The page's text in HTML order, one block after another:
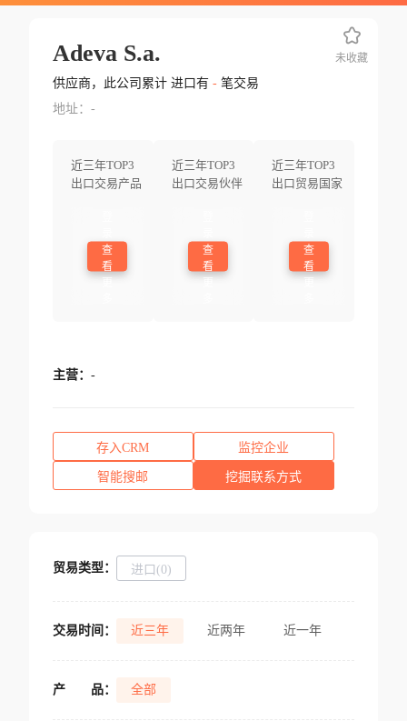
Adeva S.a.
供应商，此公司累计 进口有 -笔交易
地址：-
近三年TOP3
出口交易产品
查
看
近三年TOP3
出口交易伙伴
查
看
近三年TOP3
出口贸易国家
查
看
未收藏
主营： -
存入CRM 监控企业
智能搜邮 挖掘联系方式
贸易类型： 进口(0)
交易时间： 近三年 近两年 近一年
产 品： 全部